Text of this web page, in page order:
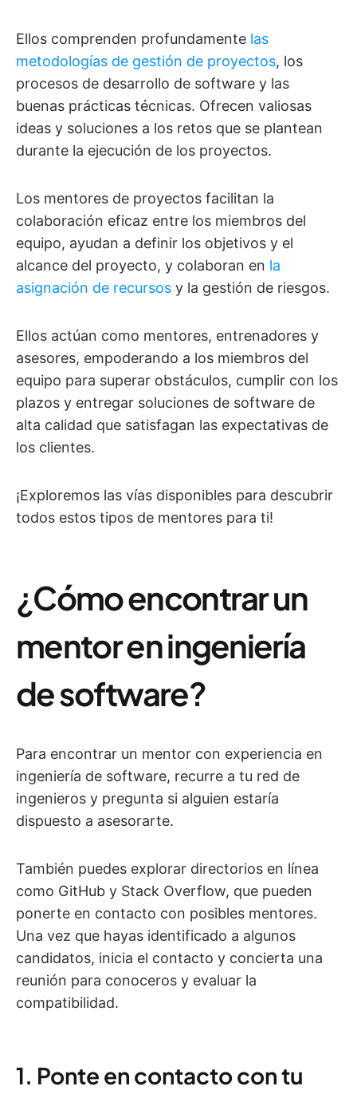
Ellos comprenden profundamente las
metodologías de gestión de proyectos, los
procesos de desarrollo de software y las
buenas prácticas técnicas. Ofrecen valiosas
ideas y soluciones a los retos que se plantean
durante la ejecución de los proyectos.
Los mentores de proyectos facilitan la
colaboración eficaz entre los miembros del
equipo, ayudan a definir los objetivos y el
alcance del proyecto, y colaboran en la
asignación de recursos y la gestión de riesgos.
Ellos actúan como mentores, entrenadores y
asesores, empoderando a los miembros del
equipo para superar obstáculos, cumplir con los
plazos y entregar soluciones de software de
alta calidad que satisfagan las expectativas de
los clientes.
¡Exploremos las vías disponibles para descubrir
todos estos tipos de mentores para ti!
¿Cómo encontrar un
mentor en ingeniería
de software?
Para encontrar un mentor con experiencia en
ingeniería de software, recurre a tu red de
ingenieros y pregunta si alguien estaría
dispuesto a asesorarte.
También puedes explorar directorios en línea
como GitHub y Stack Overflow, que pueden
ponerte en contacto con posibles mentores.
Una vez que hayas identificado a algunos
candidatos, inicia el contacto y concierta una
reunión para conoceros y evaluar la
compatibilidad.
1. Ponte en contacto con tu